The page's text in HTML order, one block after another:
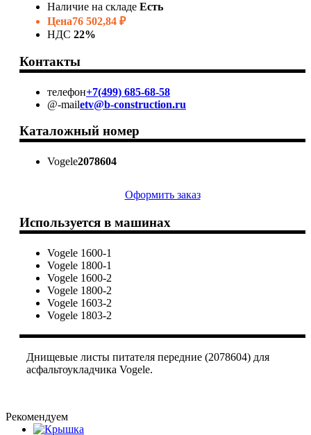
Наличие на складе Есть
Цена76 502,84 ₽
НДС 22%
Контакты
телефон+7(499) 685-68-58
@-mailetv@b-construction.ru
Каталожный номер
Vogele2078604
Оформить заказ
Используется в машинах
Vogele 1600-1
Vogele 1800-1
Vogele 1600-2
Vogele 1800-2
Vogele 1603-2
Vogele 1803-2
Днищевые листы питателя передние (2078604) для
асфальтоукладчика Vogele.
Рекомендуем